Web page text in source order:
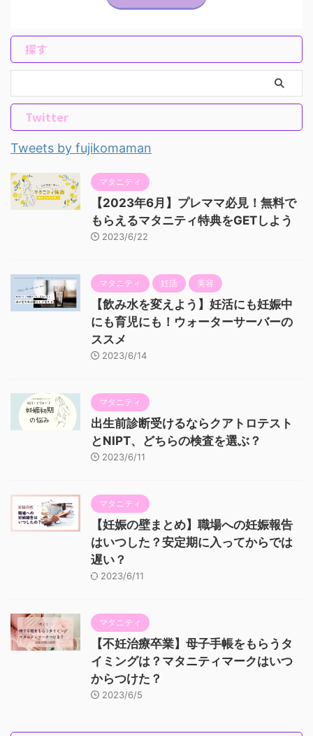
探す
Twitter
Tweets by fujikomaman
マタニティ
【2023年6月】プレママ必見！無料で
もらえるマタニティ特典をGETしよう
2023/6/22
マタニティ 妊活 美容
【飲み水を変えよう】妊活にも妊娠中
にも育児にも！ウォーターサーバーの
ススメ
2023/6/14
マタニティ
出生前診断受けるならクアトロテスト
とNIPT、どちらの検査を選ぶ？
2023/6/11
マタニティ
【妊娠の壁まとめ】職場への妊娠報告
はいつした？安定期に入ってからでは
遅い？
2023/6/11
マタニティ
【不妊治療卒業】母子手帳をもらうタ
イミングは？マタニティマークはいつ
からつけた？
2023/6/5